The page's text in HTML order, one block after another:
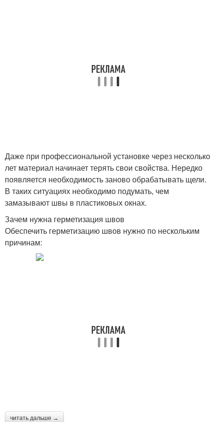
Даже при профессиональной установке через несколько
лет материал начинает терять свои свойства. Нередко
появляется необходимость заново обрабатывать щели.
В таких ситуациях необходимо подумать, чем
замазывают швы в пластиковых окнах.
Зачем нужна герметизация швов
Обеспечить герметизацию швов нужно по нескольким
причинам:
читать дальше →